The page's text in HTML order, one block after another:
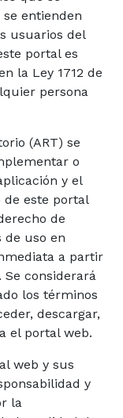
entienden
usuarios del
portal es
la Ley 1712 de
persona
(ART) se
o
y el
de este portal
de
de uso en
a partir
considerará
los términos
descargar,
el portal web.
web y sus
y
la